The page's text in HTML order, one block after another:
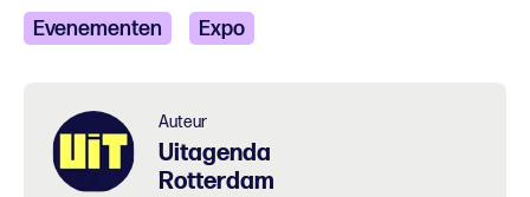
Evenementen Expo
Auteur
Uitagenda
Rotterdam